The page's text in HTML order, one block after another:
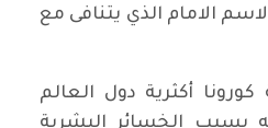
الامام الذي يتنافى مع
أكثرية دول العالم
بسبب الخسائر البشرية